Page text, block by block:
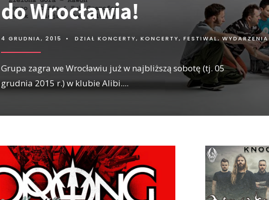
do Wrocławia!
4 GRUDNIA, 2015 • DZIAŁ KONCERTY, KONCERTY, FESTIWAL, WYDARZENIA
Grupa zagra we Wrocławiu już w najbliższą sobotę (tj. 05
grudnia 2015 r.) w klubie Alibi....